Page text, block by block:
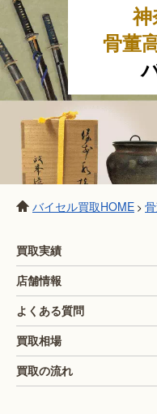
骨董
バイセル買取HOME >
買取実績
店舗情報
よくある質問
買取相場
買取の流れ